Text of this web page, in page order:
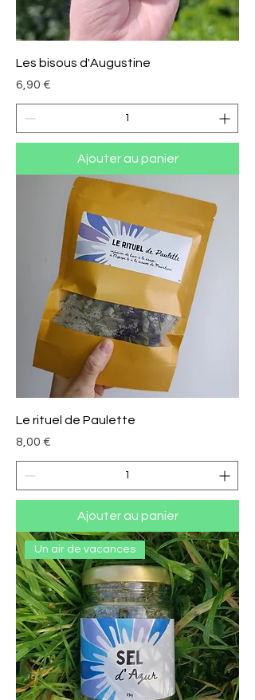
Les bisous d'Augustine
Prix
6,90 €
Ajouter au panier
Le rituel de Paulette
Prix
8,00 €
Ajouter au panier
Un air de vacances